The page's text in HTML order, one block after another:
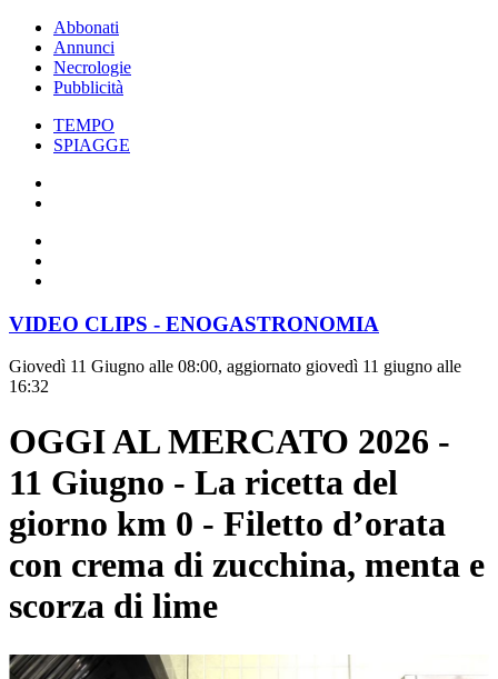
Abbonati
Annunci
Necrologie
Pubblicità
TEMPO
SPIAGGE
VIDEO CLIPS - ENOGASTRONOMIA
Giovedì 11 Giugno alle 08:00, aggiornato giovedì 11 giugno alle
16:32
OGGI AL MERCATO 2026 -
11 Giugno - La ricetta del
giorno km 0 - Filetto d’orata
con crema di zucchina, menta e
scorza di lime